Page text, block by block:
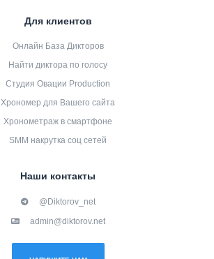
Для клиентов
Онлайн База Дикторов
Найти диктора по голосу
Студия Овации Production
Хрономер для Вашего сайта
Хронометраж в смартфоне
SMM накрутка соц сетей
Наши контакты
@Diktorov_net
admin@diktorov.net